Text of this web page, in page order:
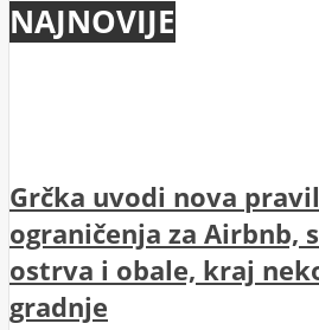
NAJNOVIJE
Grčka uvodi nova
ograničenja za Airbnb,
ostrva i obale, kraj
gradnje